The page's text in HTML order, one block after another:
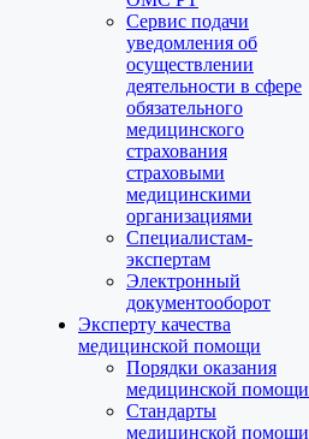
Сервис подачи
уведомления об
осуществлении
деятельности в сфере
обязательного
медицинского
страхования
страховыми
медицинскими
организациями
Специалистам-
экспертам
Электронный
документооборот
Эксперту качества
медицинской помощи
Порядки оказания
медицинской помощи
Стандарты
медицинской помощи